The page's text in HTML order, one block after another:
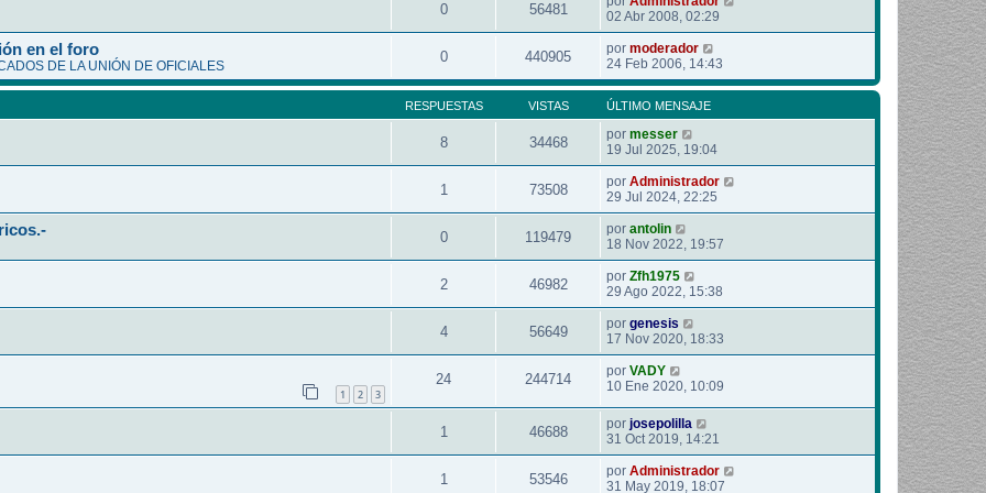
0 56481
02 Abr 2008, 02:29
en el foro
DE LA UNIÓN DE OFICIALES
0 440905 por moderador
24 Feb 2006, 14:43
RESPUESTAS VISTAS ÚLTIMO MENSAJE
8 34468 por messer
19 Jul 2025, 19:04
1 73508 por Administrador
29 Jul 2024, 22:25
0 119479 por antolin
18 Nov 2022, 19:57
2 46982 por Zfh1975
29 Ago 2022, 15:38
4 56649 por genesis
17 Nov 2020, 18:33
1 2 3
24 244714 por VADY
10 Ene 2020, 10:09
1 46688 por josepolilla
31 Oct 2019, 14:21
1 53546 por Administrador
31 May 2019, 18:07